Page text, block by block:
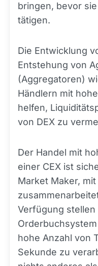
bringen, bevor
tätigen.
Die Entwicklung
Entstehung von
(Aggregatoren)
Händlern mit
helfen,
von DEX zu
Der Handel mit
einer CEX ist
Market Maker,
Verfügung stellen
hohe Anzahl von
Sekunde zu